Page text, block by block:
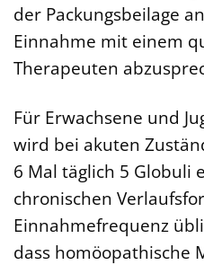
der Packungsbeilage
Einnahme mit einem
Therapeuten
Für Erwachsene und
wird bei akuten
6 Mal täglich 5 Globuli
chronischen
Einnahmefrequenz
dass homöopathische